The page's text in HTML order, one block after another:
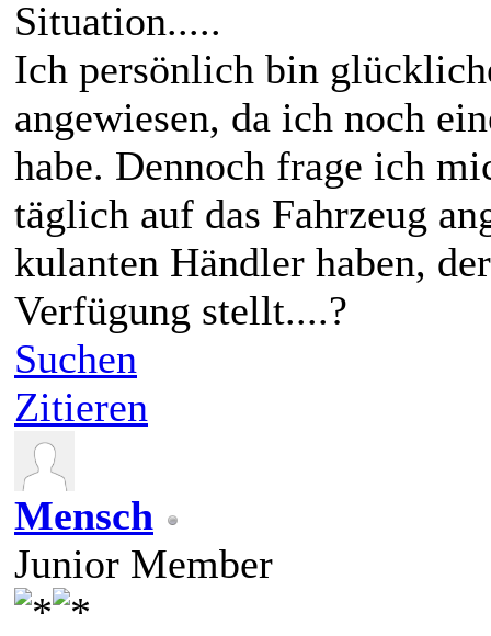
Situation.....
Ich persönlich bin
angewiesen, da ich noch
habe. Dennoch frage ich
täglich auf das Fahrzeug
kulanten Händler haben,
Verfügung stellt....?
Suchen
Zitieren
Mensch
Junior Member